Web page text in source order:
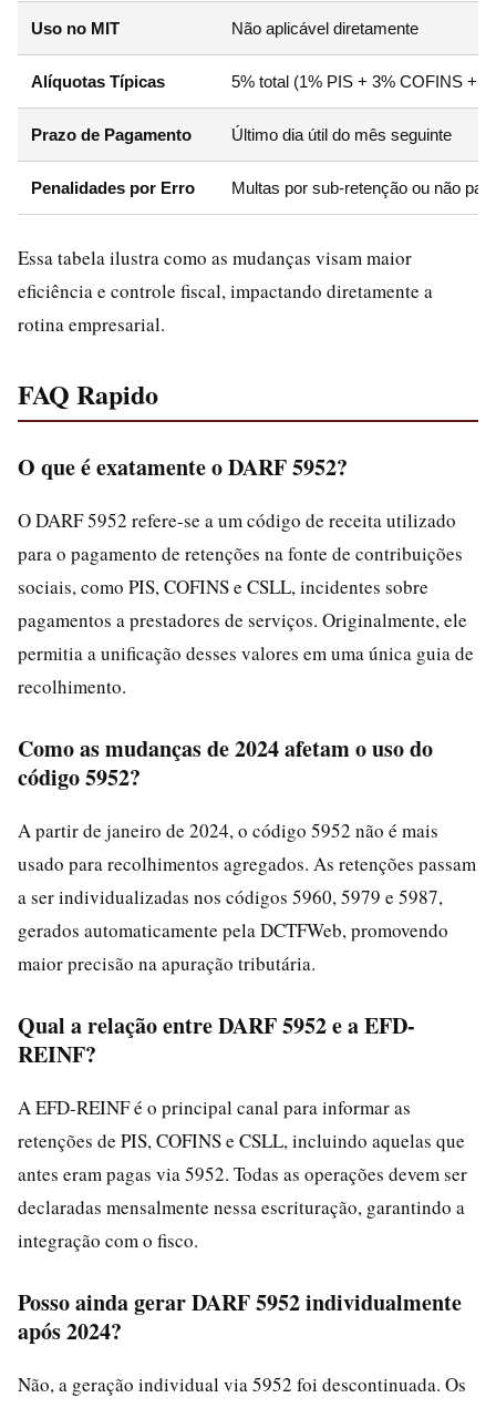
Uso no MIT Não aplicável diretamente
Alíquotas Típicas 5% total (1% PIS + 3% COFINS +
Prazo de Pagamento Último dia útil do mês seguinte
Penalidades por Erro Multas por sub-retenção ou não
Essa tabela ilustra como as mudanças visam maior
eficiência e controle fiscal, impactando diretamente a
rotina empresarial.
FAQ Rapido
O que é exatamente o DARF 5952?
O DARF 5952 refere-se a um código de receita utilizado
para o pagamento de retenções na fonte de contribuições
sociais, como PIS, COFINS e CSLL, incidentes sobre
pagamentos a prestadores de serviços. Originalmente, ele
permitia a unificação desses valores em uma única guia de
recolhimento.
Como as mudanças de 2024 afetam o uso do
código 5952?
A partir de janeiro de 2024, o código 5952 não é mais
usado para recolhimentos agregados. As retenções passam
a ser individualizadas nos códigos 5960, 5979 e 5987,
gerados automaticamente pela DCTFWeb, promovendo
maior precisão na apuração tributária.
Qual a relação entre DARF 5952 e a EFD-
REINF?
A EFD-REINF é o principal canal para informar as
retenções de PIS, COFINS e CSLL, incluindo aquelas que
antes eram pagas via 5952. Todas as operações devem ser
declaradas mensalmente nessa escrituração, garantindo a
integração com o fisco.
Posso ainda gerar DARF 5952 individualmente
após 2024?
Não, a geração individual via 5952 foi descontinuada. Os